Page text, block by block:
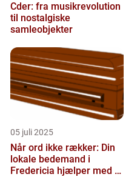
Cder: fra musikrevolution
til nostalgiske
samleobjekter
05 juli 2025
Når ord ikke rækker: Din
lokale bedemand i
Fredericia hjælper med at